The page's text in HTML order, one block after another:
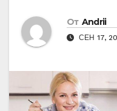
От Andrii
СЕН 17,